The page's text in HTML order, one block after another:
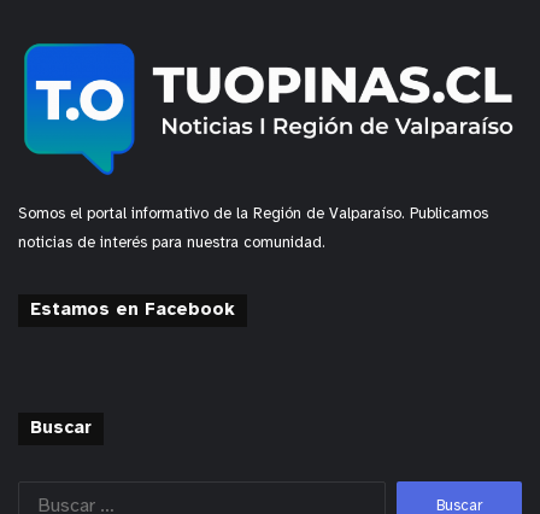
Somos el portal informativo de la Región de Valparaíso. Publicamos
noticias de interés para nuestra comunidad.
Estamos en Facebook
Buscar